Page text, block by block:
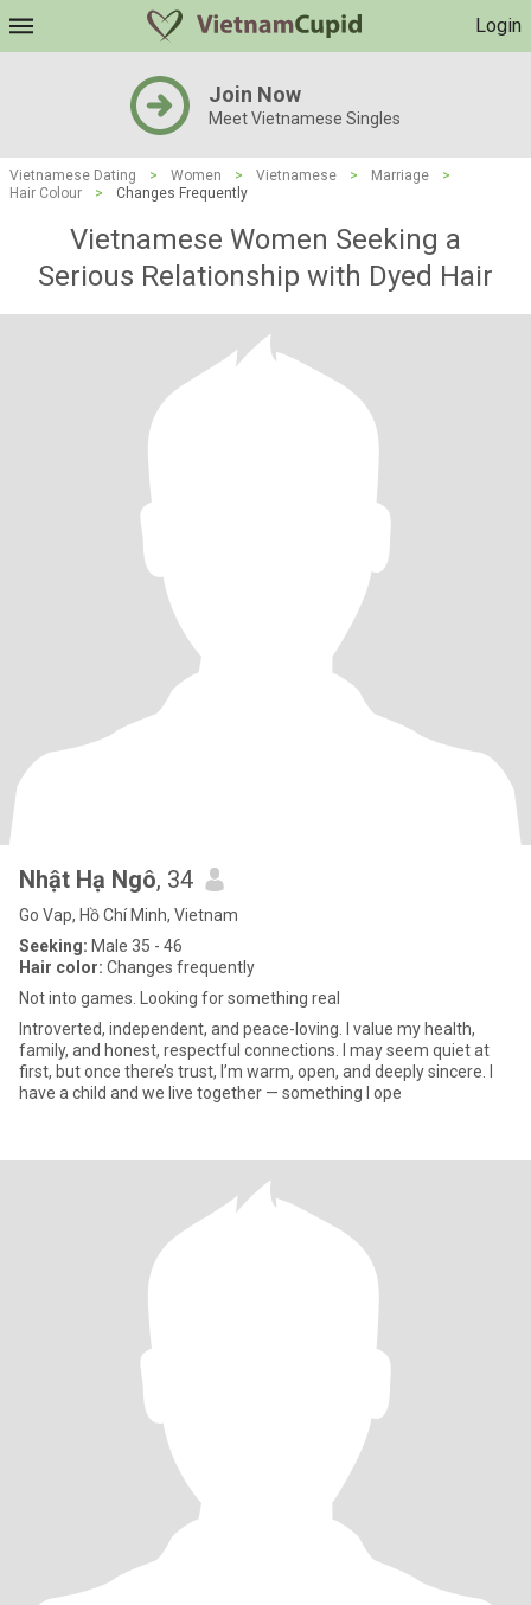
Login
Join Now
Meet Vietnamese Singles
Vietnamese Dating > Women > Vietnamese > Marriage
>
Hair Colour
> Changes Frequently
Vietnamese Women Seeking a
Serious Relationship with Dyed Hair
Nhật Hạ Ngô, 34
Go Vap, Hồ Chí Minh, Vietnam
Seeking: Male 35 - 46
Hair color: Changes frequently
Not into games. Looking for something real
Introverted, independent, and peace-loving. I value my health,
family, and honest, respectful connections. I may seem quiet at
first, but once there’s trust, I’m warm, open, and deeply sincere. I
have a child and we live together — something I ope